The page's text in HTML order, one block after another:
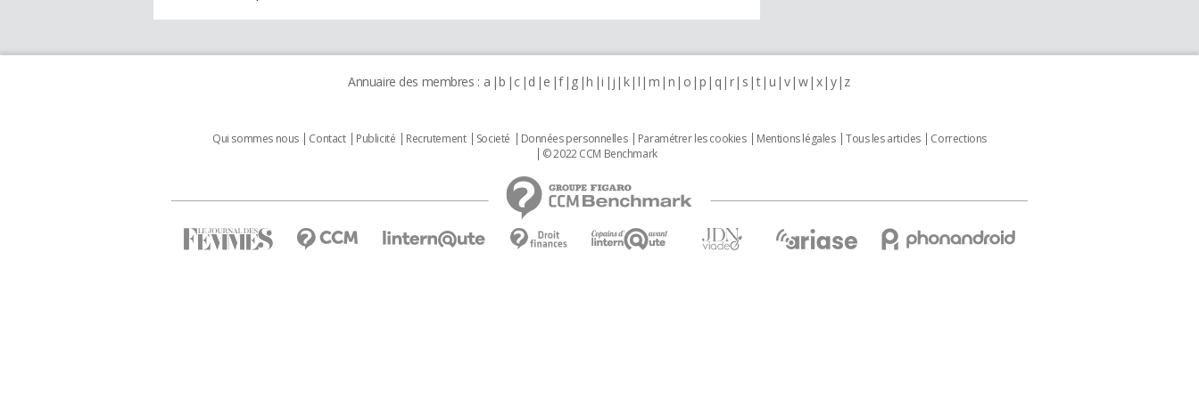
Annuaire des membres : a b c d e f g h i j k l m n o p q r s t u v w x y z
Qui sommes nous Contact Publicité Recrutement Societé Données personnelles Paramétrer les cookies Mentions légales Tous les articles
Corrections
© 2022 CCM Benchmark